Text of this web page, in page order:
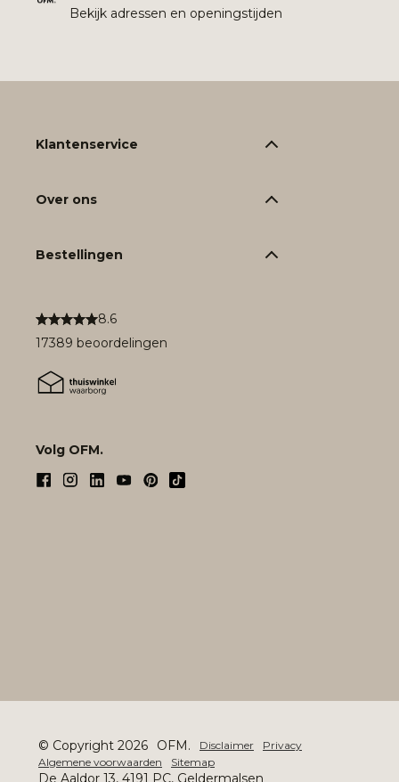
Bekijk adressen en openingstijden
8.6
17389 beoordelingen
Volg OFM.
Klantenservice
Over ons
Bestellingen
© Copyright 2026 OFM. Disclaimer
Privacy
Algemene voorwaarden
Sitemap
De Aaldor 13, 4191 PC, Geldermalsen